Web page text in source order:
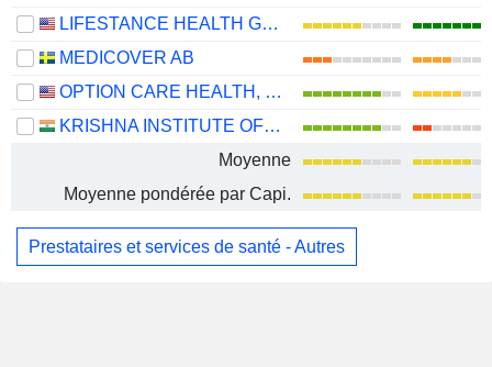
LIFESTANCE HEALTH GROUP, INC.
MEDICOVER AB
OPTION CARE HEALTH, INC.
KRISHNA INSTITUTE OF MEDICAL SCIENCES LIMITED
Moyenne
Moyenne pondérée par Capi.
Prestataires et services de santé - Autres